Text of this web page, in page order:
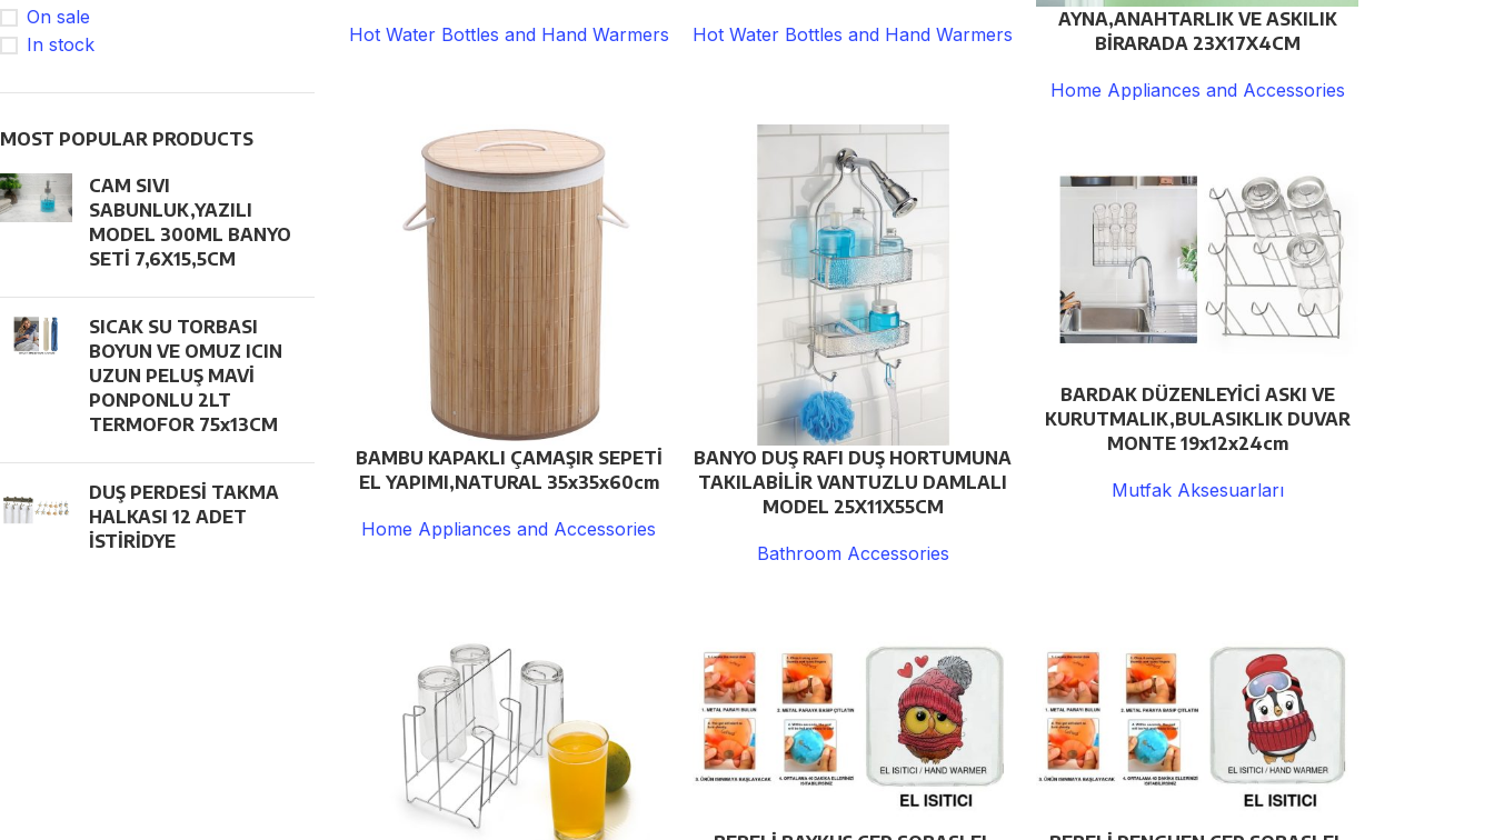
On sale
In stock
MOST POPULAR PRODUCTS
CAM SIVI
SABUNLUK,YAZILI
MODEL 300ML BANYO
SETİ 7,6X15,5CM
SICAK SU TORBASI
BOYUN VE OMUZ ICIN
UZUN PELUŞ MAVİ
PONPONLU 2LT
TERMOFOR 75x13CM
DUŞ PERDESİ TAKMA
HALKASI 12 ADET
İSTİRİDYE
Hot Water Bottles and Hand Warmers Hot Water Bottles and Hand Warmers
AYNA,ANAHTARLIK VE ASKILIK
BİRARADA 23X17X4CM
Home Appliances and Accessories
BAMBU KAPAKLI ÇAMAŞIR SEPETİ
EL YAPIMI,NATURAL 35x35x60cm
Home Appliances and Accessories
BANYO DUŞ RAFI DUŞ HORTUMUNA
TAKILABİLİR VANTUZLU DAMLALI
MODEL 25X11X55CM
Bathroom Accessories
BARDAK DÜZENLEYİCİ ASKI VE
KURUTMALIK,BULASIKLIK DUVAR
MONTE 19x12x24cm
Mutfak Aksesuarları